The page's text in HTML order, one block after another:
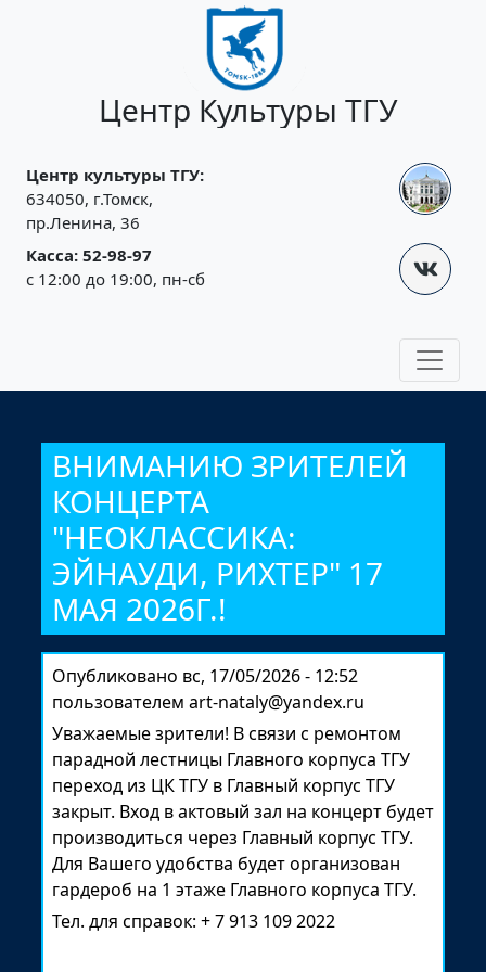
Jump to navigation
Центр Культуры ТГУ
Центр культуры ТГУ:
634050, г.Томск,
пр.Ленина, 36
Касса: 52-98-97
с 12:00 до 19:00, пн-сб
ВНИМАНИЮ ЗРИТЕЛЕЙ
КОНЦЕРТА
"НЕОКЛАССИКА:
ЭЙНАУДИ, РИХТЕР" 17
МАЯ 2026Г.!
Опубликовано вс, 17/05/2026 - 12:52
пользователем art-nataly@yandex.ru
Уважаемые зрители! В связи с ремонтом
парадной лестницы Главного корпуса ТГУ
переход из ЦК ТГУ в Главный корпус ТГУ
закрыт. Вход в актовый зал на концерт будет
производиться через Главный корпус ТГУ.
Для Вашего удобства будет организован
гардероб на 1 этаже Главного корпуса ТГУ.
Тел. для справок: + 7 913 109 2022